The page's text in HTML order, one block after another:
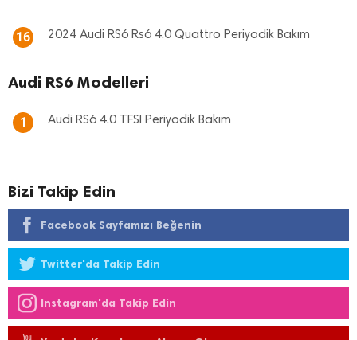
16 2024 Audi RS6 Rs6 4.0 Quattro Periyodik Bakım
Audi RS6 Modelleri
1 Audi RS6 4.0 TFSI Periyodik Bakım
Bizi Takip Edin
Facebook Sayfamızı Beğenin
Twitter'da Takip Edin
Instagram'da Takip Edin